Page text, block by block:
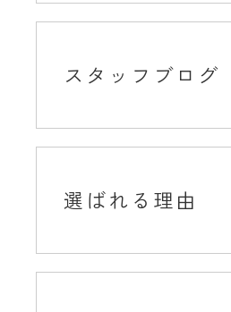
スタッフブログ
選ばれる理由